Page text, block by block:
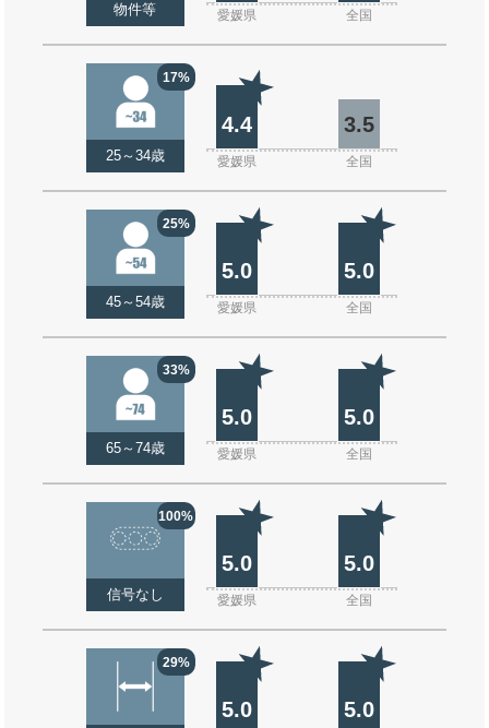
物件等 愛媛県 全国
17%
25～34歳
4.4 3.5
愛媛県 全国
25%
45～54歳
5.0 5.0
愛媛県 全国
33%
65～74歳
5.0 5.0
愛媛県 全国
100%
信号なし
5.0 5.0
愛媛県 全国
29%
5.0 5.0